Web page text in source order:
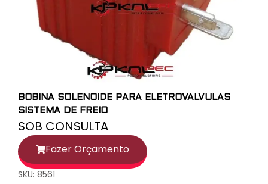
BOBINA SOLENOIDE PARA ELETROVALVULAS
SISTEMA DE FREIO
SOB CONSULTA
Fazer Orçamento
SKU: 8561